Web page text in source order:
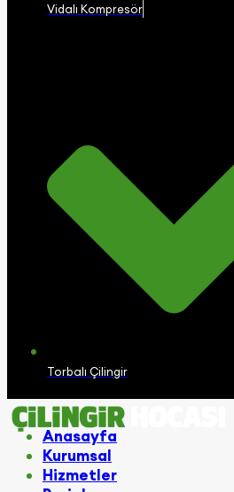
Vidalı Kompresör
Torbalı Çilingir
Anasayfa
Kurumsal
Hizmetler